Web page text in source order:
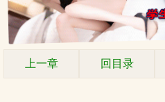
上一章 回目录